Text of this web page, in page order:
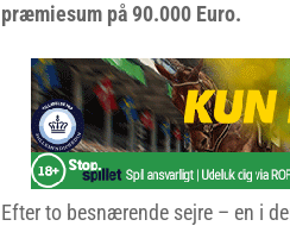
præmiesum på 90.000 Euro.
Efter to besnærende sejre – en i